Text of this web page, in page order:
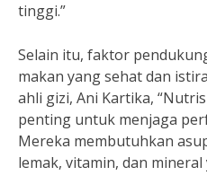
tinggi.”
Selain itu, faktor
makan yang sehat dan
ahli gizi, Ani Kartika,
penting untuk menjaga
Mereka membutuhkan
lemak, vitamin, dan mineral